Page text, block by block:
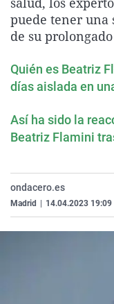
puede tener una
de su
Quién es Beatriz
días aislada en
Así ha sido la
Beatriz Flamini
ondacero.es
Madrid 14.04.2023 19:09